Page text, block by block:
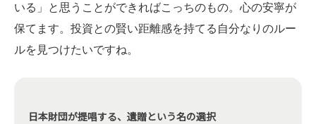
いる」と思うことができればこっちのもの。心の安寧が
保てます。投資との賢い距離感を持てる自分なりのルー
ルを見つけたいですね。
日本財団が提唱する、遺贈という名の選択